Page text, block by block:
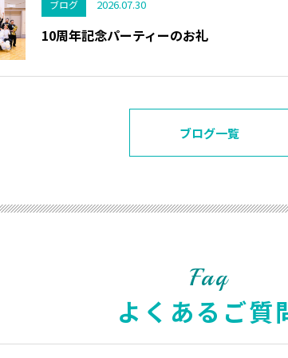
ブログ 2026.07.30
10周年記念パーティーのお礼
ブログ一覧
Faq
よくあるご質